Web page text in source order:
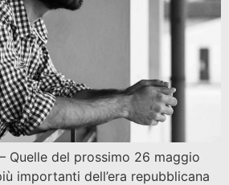
Quelle del prossimo 26 maggio
importanti dell’era repubblicana